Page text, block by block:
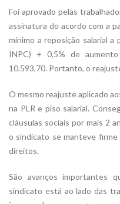
Foi aprovado pelas
assinatura do acordo com a
mínimo a reposição salarial
INPC) + 0,5% de
10.593,70. Portanto, o
O mesmo reajuste aplicado
na PLR e piso salarial.
cláusulas sociais por mais 2
o sindicato se manteve
direitos.
São avanços importantes
sindicato está ao lado das